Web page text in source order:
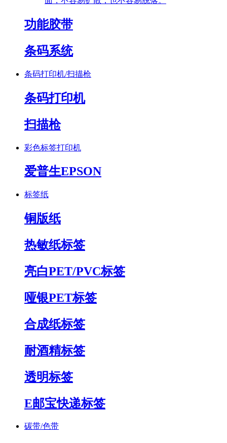
功能胶带
条码系统
条码打印机/扫描枪
条码打印机
扫描枪
彩色标签打印机
爱普生EPSON
标签纸
铜版纸
热敏纸标签
亮白PET/PVC标签
哑银PET标签
合成纸标签
耐酒精标签
透明标签
E邮宝快递标签
碳带/色带